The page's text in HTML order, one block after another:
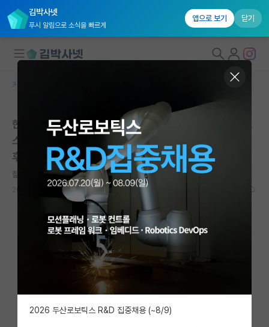
김박사넷
푸시 알림으로 소식을 빠르게
앱으로 보기 닫기
국내대학원 정보
연구실&오픈랩
커뮤니티
커뮤니티 홈
전체글보기
베스트 게시판
IF 명예의전당
자유 게시판(아무개랩)
미국 유학 게시판
커뮤니티 홈
한국화학연구원(대전)_광에너지연구센터_차세대 페로브
스카이트 태양전지 팀 (박사후 연구원, 석/박사과정, 석사
후 연구원 및 인턴 모집)
젊은 쇼펜하우어
0 2822
2026 두산로보틱스 R&D 집중채용 (~8/9)